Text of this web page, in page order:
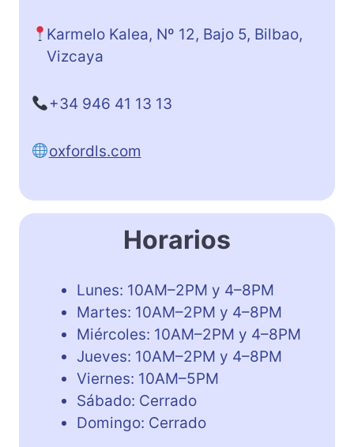
Karmelo Kalea, Nº 12, Bajo 5, Bilbao,
Vizcaya
+34 946 41 13 13
oxfordls.com
Horarios
Lunes: 10AM–2PM y 4–8PM
Martes: 10AM–2PM y 4–8PM
Miércoles: 10AM–2PM y 4–8PM
Jueves: 10AM–2PM y 4–8PM
Viernes: 10AM–5PM
Sábado: Cerrado
Domingo: Cerrado